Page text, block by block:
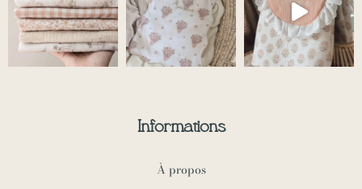
Informations
À propos